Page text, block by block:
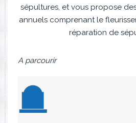
sépultures, et vous propose
annuels comprenant le
réparation de
A parcourir